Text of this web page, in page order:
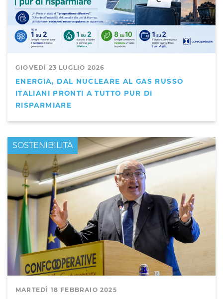
GIOVEDÌ 23 LUGLIO 2026
ENERGIA, DAL NUCLEARE AL GAS RUSSO
ITALIANI PRONTI A TUTTO PUR DI
RISPARMIARE
MARTEDÌ 18 FEBBRAIO 2025
PRIMO PIANO
SOSTENIBILITÀ